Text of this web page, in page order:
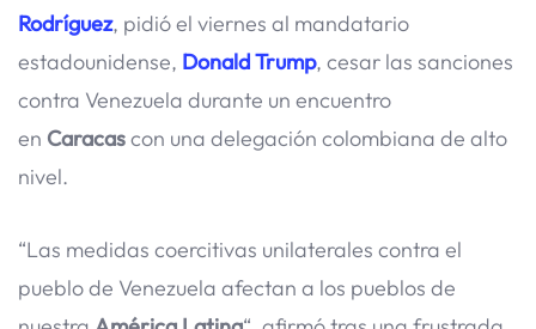
Rodríguez, pidió el viernes al mandatario
estadounidense, Donald Trump, cesar las sanciones
contra Venezuela durante un encuentro
en Caracascon una delegación colombiana de alto
nivel.
“Las medidas coercitivas unilaterales contra el
pueblo de Venezuela afectan a los pueblos de